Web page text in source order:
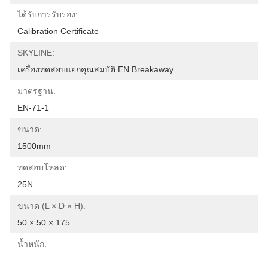
ได้รับการรับรอง:
Calibration Certificate
SKYLINE:
เครื่องทดสอบแยกคุณสมบัติ EN Breakaway
มาตรฐาน:
EN-71-1
ขนาด:
1500mm
ทดสอบโหลด:
25N
ขนาด (L × D × H):
50 × 50 × 175
น้ำหนัก: